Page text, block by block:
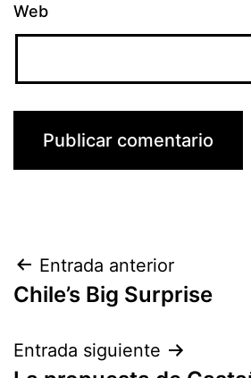
Web
Navegación
de
entradas
Entrada anterior
Chile’s Big Surprise
Entrada siguiente